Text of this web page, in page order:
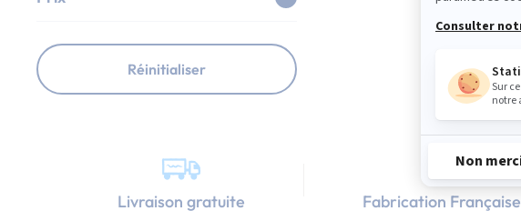
Réinitialiser
Livraison gratuite Fabrication Française